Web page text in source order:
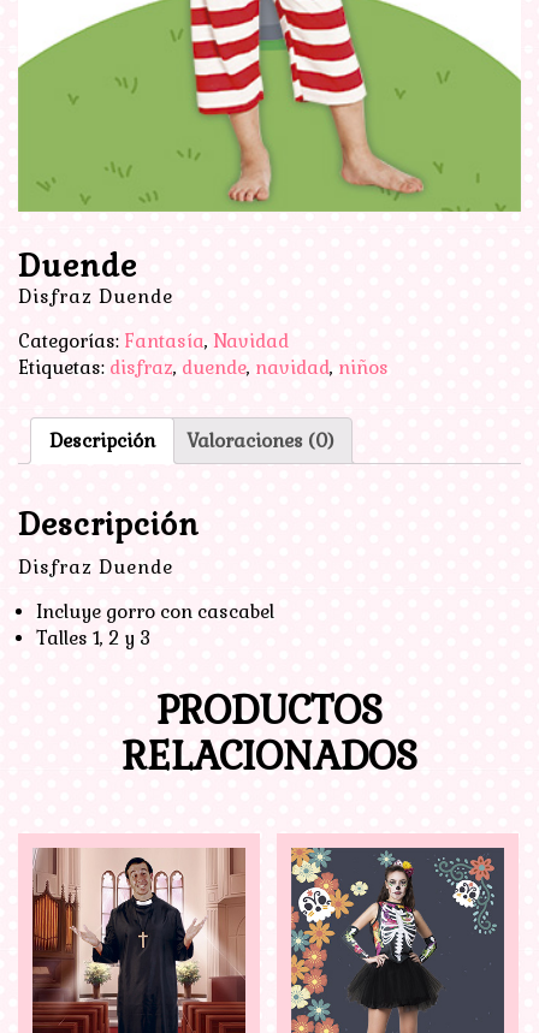
Duende
Disfraz Duende
Categorías: Fantasía, Navidad
Etiquetas: disfraz, duende, navidad, niños
Descripción Valoraciones (0)
Descripción
Disfraz Duende
Incluye gorro con cascabel
Talles 1, 2 y 3
PRODUCTOS
RELACIONADOS